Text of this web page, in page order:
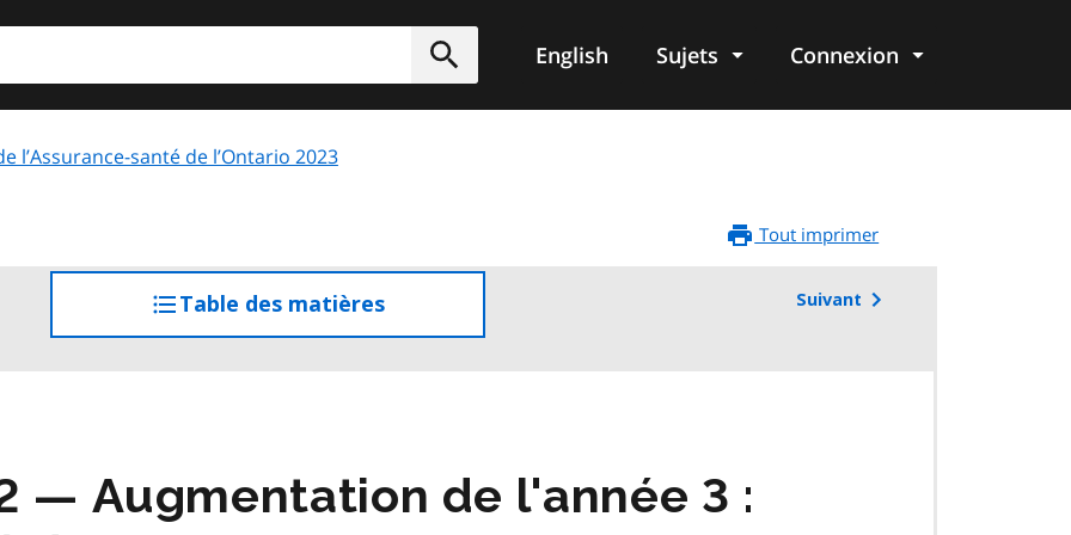
Soumettre
English Sujets Connexion
l’Assurance-santé de l’Ontario 2023
Tout imprimer
Table des matièresaccéder
à
Suivant
— Augmentation de l'année 3 :